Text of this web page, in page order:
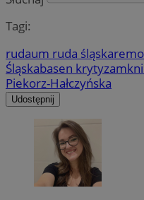
Tagi:
rudaum ruda śląska
Śląskabasen kryty
Piekorz-Hałczyńska
Udostępnij